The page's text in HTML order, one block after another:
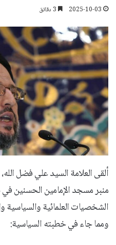
2025-10-03
ألقى العلامة السيد علي فضل
منبر مسجد الإمامين الحسنين
الشخصيات العلمائية
ومما جاء في خطبته السياسية: